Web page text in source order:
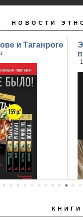
НОВОСТИ
и Таганроге
2 книги
КНИГИ